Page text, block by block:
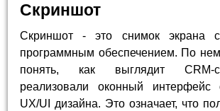
Скриншот
Скриншот - это снимок экрана
программным обеспечением. По
понять, как выглядит CRM-
реализовали оконный интерфейс
UX/UI дизайна. Это означает, что